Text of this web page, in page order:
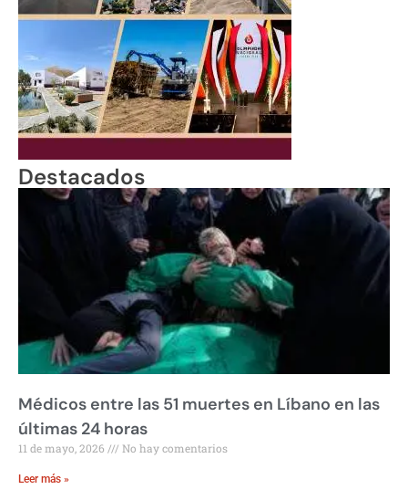
Destacados
Médicos entre las 51 muertes en Líbano en las
últimas 24 horas
11 de mayo, 2026 No hay comentarios
Leer más »